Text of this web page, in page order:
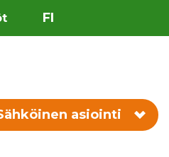
FI
asiointi